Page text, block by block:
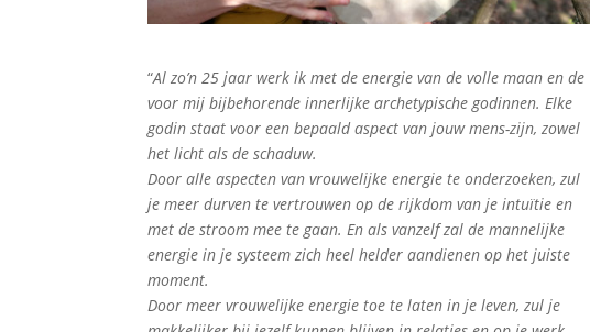
“Al zo’n 25 jaar werk ik met de energie van de volle maan en de
voor mij bijbehorende innerlijke archetypische godinnen. Elke
godin staat voor een bepaald aspect van jouw mens-zijn, zowel
het licht als de schaduw.
Door alle aspecten van vrouwelijke energie te onderzoeken, zul
je meer durven te vertrouwen op de rijkdom van je intuïtie en
met de stroom mee te gaan. En als vanzelf zal de mannelijke
energie in je systeem zich heel helder aandienen op het juiste
moment.
Door meer vrouwelijke energie toe te laten in je leven, zul je